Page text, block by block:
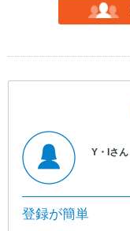
Y・Iさん
登録が簡単